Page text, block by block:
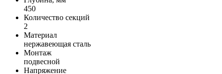
450
Количество секций
2
Материал
нержавеющая сталь
Монтаж
подвесной
Напряжение